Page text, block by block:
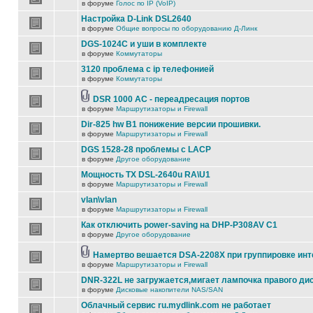
в форуме Голос по IP (VoIP)
Настройка D-Link DSL2640
в форуме Общие вопросы по оборудованию Д-Линк
DGS-1024C и уши в комплекте
в форуме Коммутаторы
3120 проблема с ip телефонией
в форуме Коммутаторы
DSR 1000 AC - переадресация портов
в форуме Маршрутизаторы и Firewall
Dir-825 hw B1 понижение версии прошивки.
в форуме Маршрутизаторы и Firewall
DGS 1528-28 проблемы с LACP
в форуме Другое оборудование
Мощность TX DSL-2640u RA\U1
в форуме Маршрутизаторы и Firewall
vlan\vlan
в форуме Маршрутизаторы и Firewall
Как отключить power-saving на DHP-P308AV C1
в форуме Другое оборудование
Намертво вешается DSA-2208X при группировке
в форуме Маршрутизаторы и Firewall
DNR-322L не загружается,мигает лампочка правого
в форуме Дисковые накопители NAS/SAN
Облачный сервис ru.mydlink.com не работает